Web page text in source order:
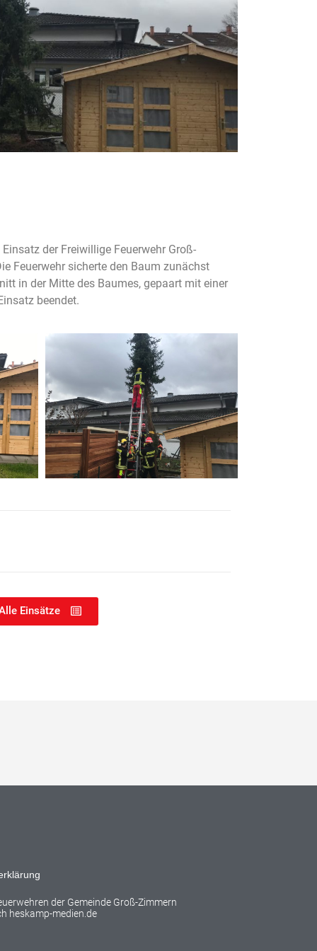
der Freiwillige Feuerwehr Groß-
Feuerwehr sicherte den Baum zunächst
in der Mitte des Baumes, gepaart mit einer
beendet.
Einsätze
der Gemeinde Groß-Zimmern
heskamp-medien.de